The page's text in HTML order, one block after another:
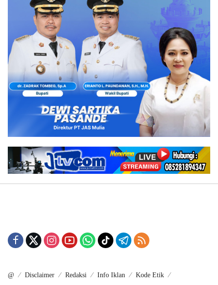
@ Disclaimer Redaksi Info Iklan
Kode Etik